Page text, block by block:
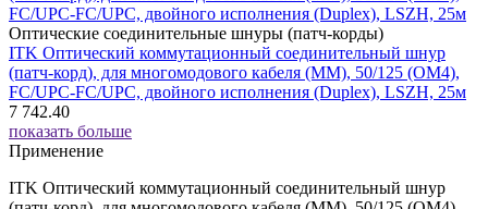
Оптические соединительные шнуры (патч-корды)
ITK Оптический коммутационный соединительный шнур
(патч-корд), для многомодового кабеля (MM), 50/125 (OM4),
FC/UPC-FC/UPC, двойного исполнения (Duplex), LSZH, 25м
7 742.40
показать больше
Применение
ITK Оптический коммутационный соединительный шнур